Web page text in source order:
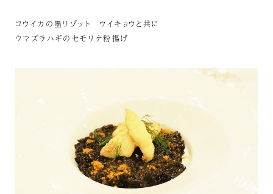
コウイカの墨リゾット ウイキョウと共に
ウマズラハギのセモリナ粉揚げ